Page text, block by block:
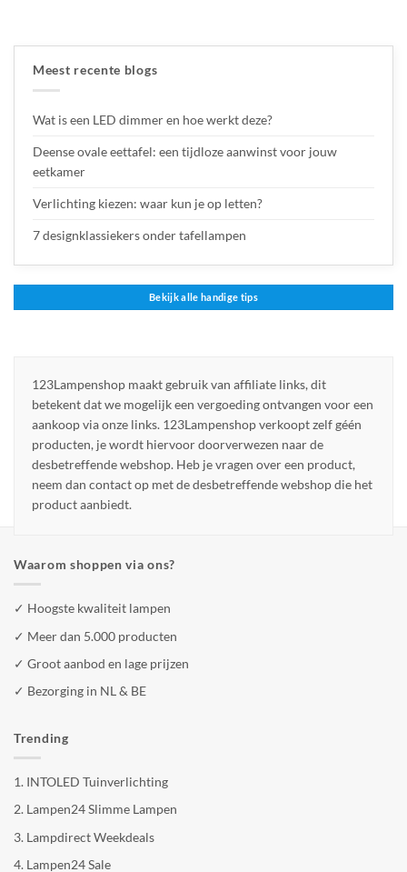
Meest recente blogs
Wat is een LED dimmer en hoe werkt deze?
Deense ovale eettafel: een tijdloze aanwinst voor jouw
eetkamer
Verlichting kiezen: waar kun je op letten?
7 designklassiekers onder tafellampen
Bekijk alle handige tips
123Lampenshop maakt gebruik van affiliate links, dit
betekent dat we mogelijk een vergoeding ontvangen voor een
aankoop via onze links. 123Lampenshop verkoopt zelf géén
producten, je wordt hiervoor doorverwezen naar de
desbetreffende webshop. Heb je vragen over een product,
neem dan contact op met de desbetreffende webshop die het
product aanbiedt.
Waarom shoppen via ons?
✓ Hoogste kwaliteit lampen
✓ Meer dan 5.000 producten
✓ Groot aanbod en lage prijzen
✓ Bezorging in NL & BE
Trending
1. INTOLED Tuinverlichting
2. Lampen24 Slimme Lampen
3. Lampdirect Weekdeals
4. Lampen24 Sale